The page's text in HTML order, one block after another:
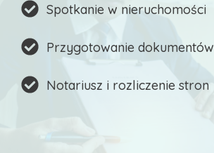
Spotkanie w nieruchomości
Przygotowanie dokumentów
Notariusz i rozliczenie stron